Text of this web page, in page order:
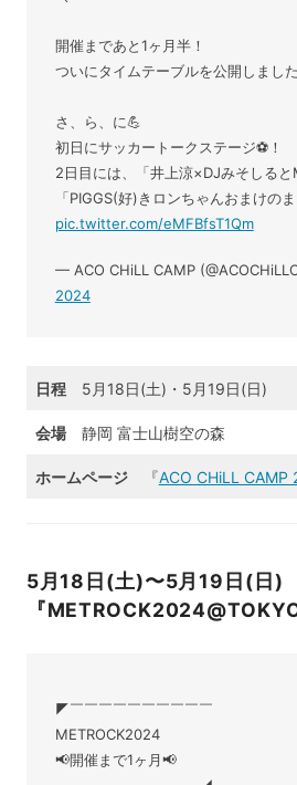
開催まであと1ヶ月半！
ついにタイムテーブルを公開しまし
さ、ら、に💪
初日にサッカートークステージ⚽️！
2日目には、「井上涼×DJみそしると
「PIGGS(好)きロンちゃんおまけの
pic.twitter.com/eMFBfsT1Qm
— ACO CHiLL CAMP
2024
日程5月18日(土)・5月19日(日)
会場静岡 富士山樹空の森
ホームページ『ACO CHiLL CAMP
5月18日(土)〜5月19日(日)
『METROCK2024@TOKYO
◤￣￣￣￣￣￣￣￣￣￣
METROCK2024
📢開催まで1ヶ月📢